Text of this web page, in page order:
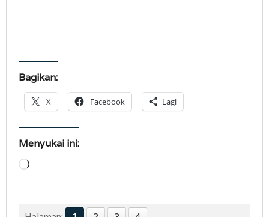
Bagikan:
X Facebook Lagi
Menyukai ini:
Memuat...